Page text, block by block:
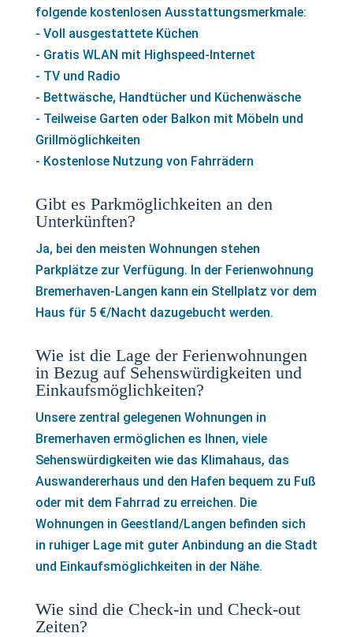
folgende kostenlosen Ausstattungsmerkmale:
- Voll ausgestattete Küchen
- Gratis WLAN mit Highspeed-Internet
- TV und Radio
- Bettwäsche, Handtücher und Küchenwäsche
- Teilweise Garten oder Balkon mit Möbeln und
Grillmöglichkeiten
- Kostenlose Nutzung von Fahrrädern
Gibt es Parkmöglichkeiten an den
Unterkünften?
Ja, bei den meisten Wohnungen stehen
Parkplätze zur Verfügung. In der Ferienwohnung
Bremerhaven-Langen kann ein Stellplatz vor dem
Haus für 5 €/Nacht dazugebucht werden.
Wie ist die Lage der Ferienwohnungen
in Bezug auf Sehenswürdigkeiten und
Einkaufsmöglichkeiten?
Unsere zentral gelegenen Wohnungen in
Bremerhaven ermöglichen es Ihnen, viele
Sehenswürdigkeiten wie das Klimahaus, das
Auswandererhaus und den Hafen bequem zu Fuß
oder mit dem Fahrrad zu erreichen. Die
Wohnungen in Geestland/Langen befinden sich
in ruhiger Lage mit guter Anbindung an die Stadt
und Einkaufsmöglichkeiten in der Nähe.
Wie sind die Check-in und Check-out
Zeiten?